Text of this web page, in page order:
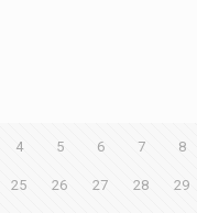
4 5 6 7 8
25 26 27 28 29